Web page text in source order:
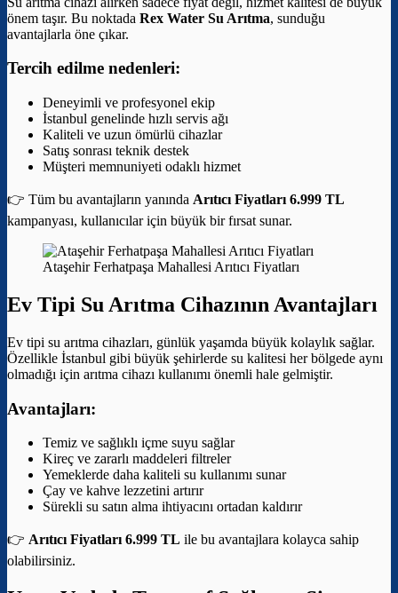
önem taşır. Bu noktada Rex Water Su Arıtma, sunduğu
avantajlarla öne çıkar.
Tercih edilme nedenleri:
Deneyimli ve profesyonel ekip
İstanbul genelinde hızlı servis ağı
Kaliteli ve uzun ömürlü cihazlar
Satış sonrası teknik destek
Müşteri memnuniyeti odaklı hizmet
👉 Tüm bu avantajların yanında Arıtıcı Fiyatları 6.999 TL
kampanyası, kullanıcılar için büyük bir fırsat sunar.
Ataşehir Ferhatpaşa Mahallesi Arıtıcı Fiyatları
Ev Tipi Su Arıtma Cihazının Avantajları
Ev tipi su arıtma cihazları, günlük yaşamda büyük kolaylık sağlar.
Özellikle İstanbul gibi büyük şehirlerde su kalitesi her bölgede aynı
olmadığı için arıtma cihazı kullanımı önemli hale gelmiştir.
Avantajları:
Temiz ve sağlıklı içme suyu sağlar
Kireç ve zararlı maddeleri filtreler
Yemeklerde daha kaliteli su kullanımı sunar
Çay ve kahve lezzetini artırır
Sürekli su satın alma ihtiyacını ortadan kaldırır
👉 Arıtıcı Fiyatları 6.999 TL ile bu avantajlara kolayca sahip
olabilirsiniz.